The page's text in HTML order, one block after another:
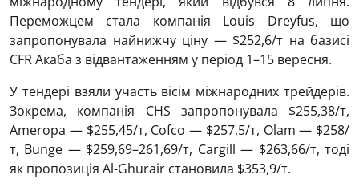
Переможцем стала компанія Louis Dreyfus, що
запропонувала найнижчу ціну — $252,6/т на базисі
CFR Акаба з відвантаженням у період 1–15 вересня.
У тендері взяли участь вісім міжнародних трейдерів.
Зокрема, компанія CHS запропонувала $255,38/т,
Ameropa — $255,45/т, Cofco — $257,5/т, Olam — $258/
т, Bunge — $259,69–261,69/т, Cargill — $263,66/т, тоді
як пропозиція Al-Ghurair становила $353,9/т.